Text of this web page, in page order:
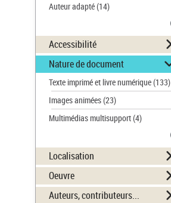
Auteur adapté(14)
Accessibilité
Nature de document
Texte imprimé et livre numérique(133)
Images animées(23)
Multimédias multisupport(4)
Localisation
Oeuvre
Auteurs, contributeurs...